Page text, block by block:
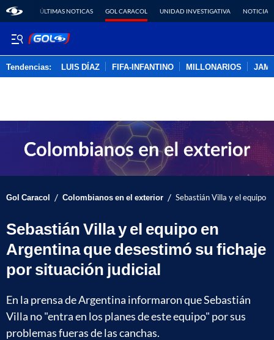
ÚLTIMAS NOTICAS GOL CARACOL UNIDAD INVESTIGATIVA NOTICIAS
Tendencias: LUIS DÍAZ FIFA-INFANTINO MILLONARIOS
Gol Caracol / Colombianos en el exterior / Sebastián Villa y el equipo
Sebastián Villa y el equipo en
Argentina que desestimó su fichaje
por situación judicial
En la prensa de Argentina informaron que Sebastián
Villa no "entra en los planes de este equipo" por sus
problemas fueras de las canchas.